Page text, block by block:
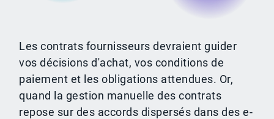
Les contrats fournisseurs devraient guider
vos décisions d'achat, vos conditions de
paiement et les obligations attendues. Or,
quand la gestion manuelle des contrats
repose sur des accords dispersés dans des e-